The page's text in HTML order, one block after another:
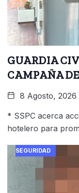
GUARDIA
CAMPAÑA
8 Agosto, 2026
* SSPC acerca
hotelero para
SEGURIDAD